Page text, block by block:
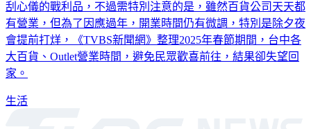
刮心儀的戰利品，不過需特別注意的是，雖然百貨公司天天都
有營業，但為了因應過年，開業時間仍有微調，特別是除夕夜
會提前打烊，《TVBS新聞網》整理2025年春節期間，台中各
大百貨、Outlet營業時間，避免民眾歡喜前往，結果卻失望回
家。
生活